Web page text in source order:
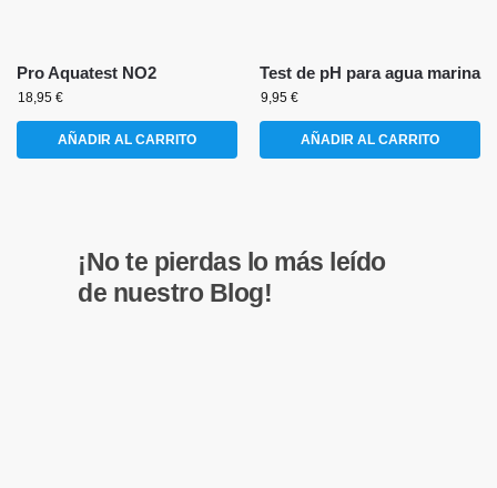
Pro Aquatest NO2
18,95 €
AÑADIR AL CARRITO
Test de pH para agua marina
9,95 €
AÑADIR AL CARRITO
¡No te pierdas lo más leído
de nuestro Blog!